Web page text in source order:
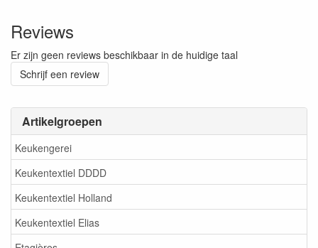
Artikelgroepen
Keukengerei
Keukentextiel DDDD
Keukentextiel Holland
Keukentextiel Elias
Reviews
Er zijn geen reviews beschikbaar in de huidige taal
Schrijf een review